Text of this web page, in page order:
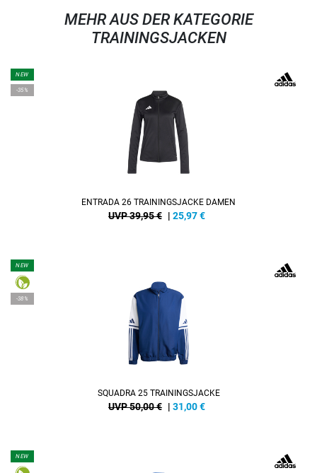
MEHR AUS DER KATEGORIE
TRAININGSJACKEN
NEW
-35%
ENTRADA 26 TRAININGSJACKE DAMEN
UVP 39,95 € | 25,97€
NEW
-38%
SQUADRA 25 TRAININGSJACKE
UVP 50,00 € | 31,00€
NEW